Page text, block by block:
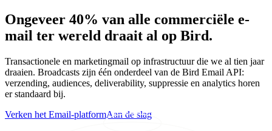
Ongeveer 40% van alle commerciële e-
mail ter wereld draait al op Bird.
Transactionele en marketingmail op infrastructuur die we al tien jaar
draaien. Broadcasts zijn één onderdeel van de Bird Email API:
verzending, audiences, deliverability, suppressie en analytics horen
er standaard bij.
Verken het Email-platformAan de slag